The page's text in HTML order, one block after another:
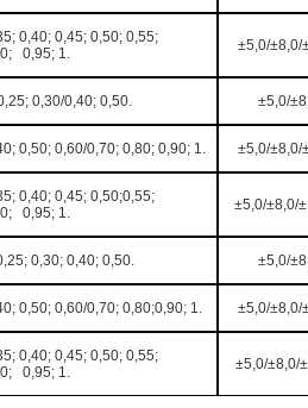
0,40; 0,45; 0,50; 0,55;
0,95; 1.
±5,0/±8,0/
0,30/0,40; 0,50. ±5,0/
0,50; 0,60/0,70; 0,80; 0,90; 1. ±5,0/±8,0/
0,40; 0,45; 0,50;0,55;
0,95; 1.
±5,0/±8,0/
0,30; 0,40; 0,50. ±5,0/
0,50; 0,60/0,70; 0,80;0,90; 1. ±5,0/±8,0/
0,40; 0,45; 0,50; 0,55;
0,95; 1.
±5,0/±8,0/